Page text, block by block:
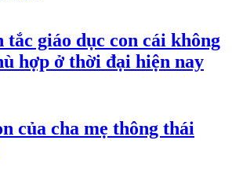
tắc giáo dục con cái không
hợp ở thời đại hiện nay
của cha mẹ thông thái